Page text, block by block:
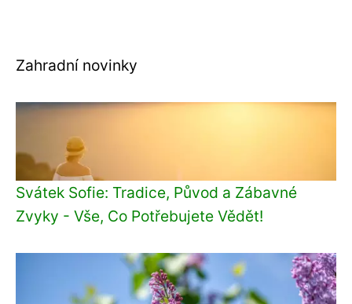
Zahradní novinky
Svátek Sofie: Tradice, Původ a Zábavné
Zvyky - Vše, Co Potřebujete Vědět!